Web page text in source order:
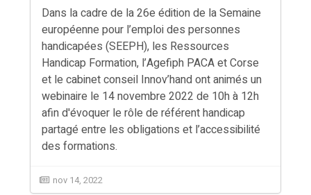
Dans la cadre de la 26e édition de la Semaine
européenne pour l’emploi des personnes
handicapées (SEEPH), les Ressources
Handicap Formation, l’Agefiph PACA et Corse
et le cabinet conseil Innov’hand ont animés un
webinaire le 14 novembre 2022 de 10h à 12h
afin d'évoquer le rôle de référent handicap
partagé entre les obligations et l’accessibilité
des formations.
nov 14, 2022